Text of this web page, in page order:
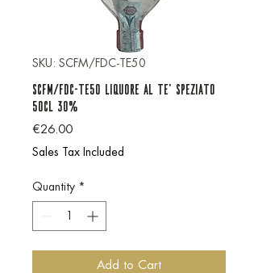
SKU: SCFM/FDC-TE50
SCFM/FDC-TE50 LIQUORE AL TE' SPEZIATO
50cl 30%
€26.00Price
Sales Tax Included
Quantity *
Add to Cart